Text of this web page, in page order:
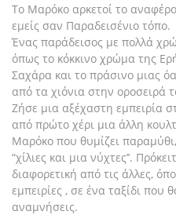
Το Μαρόκο αρκετοί το
εμείς σαν Παραδεισένιο τόπο.
Ένας παράδεισος με πολλά
όπως το κόκκινο χρώμα της
Σαχάρα και το πράσινο μιας
από τα χιόνια στην οροσειρά
Ζήσε μια αξέχαστη εμπειρία
από πρώτο χέρι μια άλλη
Μαρόκο που θυμίζει
“χίλιες και μια νύχτες’’.
διαφορετική από τις άλλες,
εμπειρίες , σε ένα ταξίδι που
αναμνήσεις.